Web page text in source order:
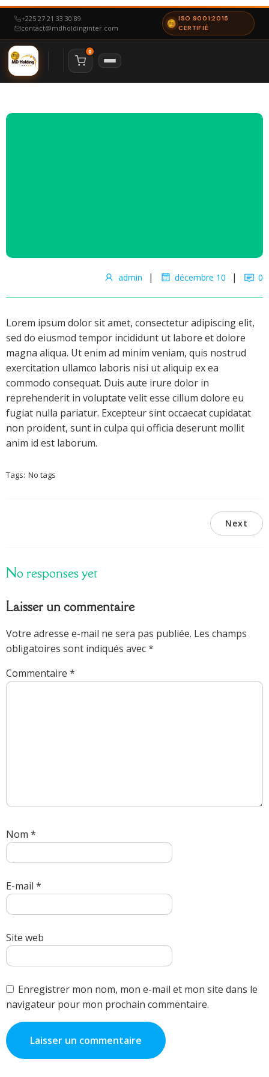
+225 27 21 33 30 89
contact@mdholdinginter.com
ISO 9001:2015
CERTIFIÉ
0
Accueil
NOS SERVICES
RCRH
Travail Temporaire TT/ST
QHSE QHSE
Informatique & NTIC IDANTIC
Ma Boutique
Demander un devis gratuit
admin | décembre 10 | 0
Lorem ipsum dolor sit amet, consectetur adipiscing elit,
sed do eiusmod tempor incididunt ut labore et dolore
magna aliqua. Ut enim ad minim veniam, quis nostrud
exercitation ullamco laboris nisi ut aliquip ex ea
commodo consequat. Duis aute irure dolor in
reprehenderit in voluptate velit esse cillum dolore eu
fugiat nulla pariatur. Excepteur sint occaecat cupidatat
non proident, sunt in culpa qui officia deserunt mollit
anim id est laborum.
Tags: No tags
Next
No responses yet
Laisser un commentaire
Votre adresse e-mail ne sera pas publiée. Les champs
obligatoires sont indiqués avec*
Commentaire *
Nom *
E-mail *
Site web
Enregistrer mon nom, mon e-mail et mon site dans le
navigateur pour mon prochain commentaire.